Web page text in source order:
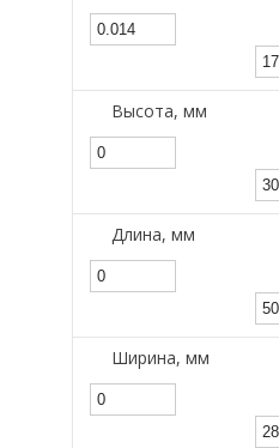
Высота, мм
Длина, мм
Ширина, мм